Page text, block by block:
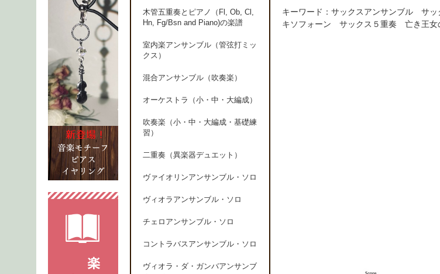
キーワード：サックスアンサンブル サ
キソフォーン サックス５重奏 亡き王
木管五重奏とピアノ（Fl, Ob, Cl,
Hn, Fg/Bsn and Piano)の楽譜
室内楽アンサンブル（管弦打ミッ
クス）
混合アンサンブル（吹奏楽）
オーケストラ（小・中・大編成）
吹奏楽（小・中・大編成・基礎練
習）
二重奏（異楽器デュエット）
ヴァイオリンアンサンブル・ソロ
ヴィオラアンサンブル・ソロ
チェロアンサンブル・ソロ
コントラバスアンサンブル・ソロ
ヴィオラ・ダ・ガンバアンサンブ